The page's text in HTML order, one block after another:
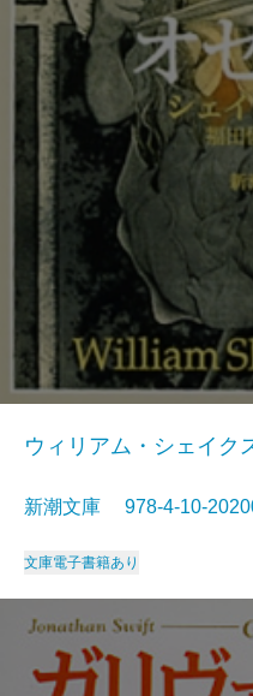
ウィリアム・シェイク
新潮文庫 978-4-10-
文庫電子書籍あり